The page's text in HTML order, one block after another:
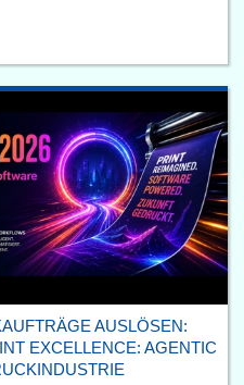
AUSLÖSEN:
EXCELLENCE: AGENTIC